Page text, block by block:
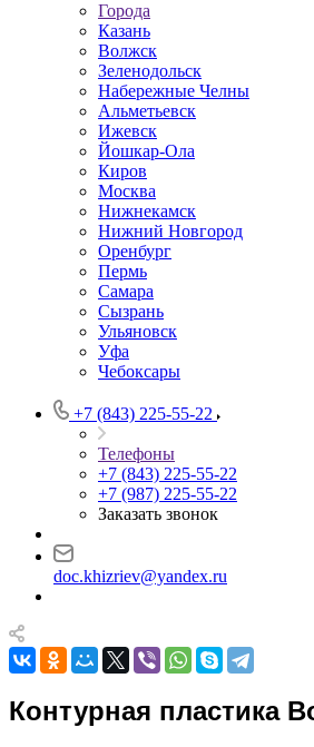
Города
Казань
Волжск
Зеленодольск
Набережные Челны
Альметьевск
Ижевск
Йошкар-Ола
Киров
Москва
Нижнекамск
Нижний Новгород
Оренбург
Пермь
Самара
Сызрань
Ульяновск
Уфа
Чебоксары
+7 (843) 225-55-22
Телефоны
+7 (843) 225-55-22
+7 (987) 225-55-22
Заказать звонок
doc.khizriev@yandex.ru
Контурная пластика